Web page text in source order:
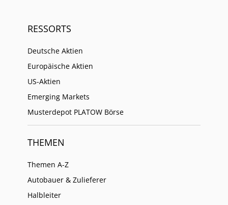
RESSORTS
Deutsche Aktien
Europäische Aktien
US-Aktien
Emerging Markets
Musterdepot PLATOW Börse
THEMEN
Themen A-Z
Autobauer & Zulieferer
Halbleiter